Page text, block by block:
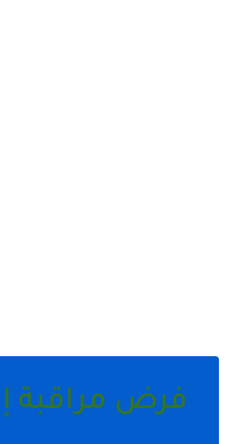
فرض مراقبة